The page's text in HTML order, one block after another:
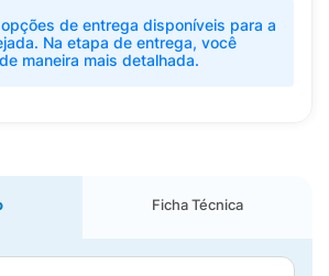
de entrega disponíveis para a
Na etapa de entrega, você
maneira mais detalhada.
Ficha Técnica